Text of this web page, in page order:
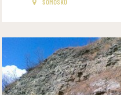
SOMOSKŐ